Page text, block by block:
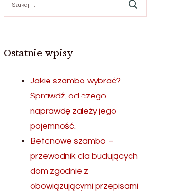
Ostatnie wpisy
Jakie szambo wybrać?
Sprawdź, od czego
naprawdę zależy jego
pojemność.
Betonowe szambo –
przewodnik dla budujących
dom zgodnie z
obowiązującymi przepisami